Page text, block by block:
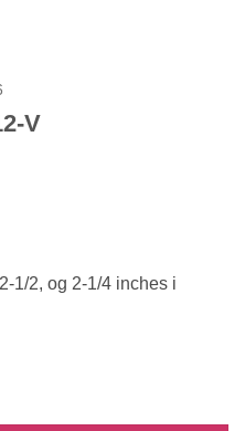
V
1/2, og 2-1/4 inches i